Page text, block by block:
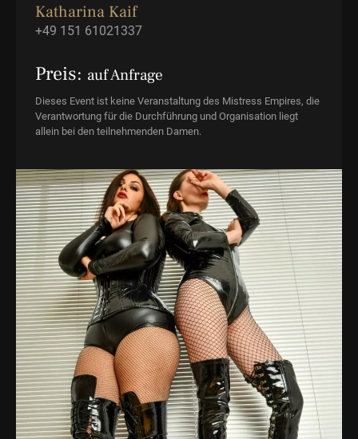
Katharina Kaif
+49 151 61021337
Preis: auf Anfrage
Dieses Event ist keine Veranstaltung des Mistress Empires, die
Verantwortung für die Durchführung und Organisation liegt
allein bei den teilnehmenden Damen.